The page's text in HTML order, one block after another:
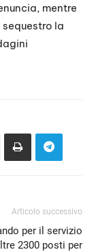
mentre
la
Articolo successivo
per il servizio
2300 posti per